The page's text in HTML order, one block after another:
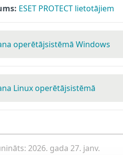
ESET PROTECT lietotājiem
operētājsistēmā Windows
Linux operētājsistēmā
2026. gada 27. janv.